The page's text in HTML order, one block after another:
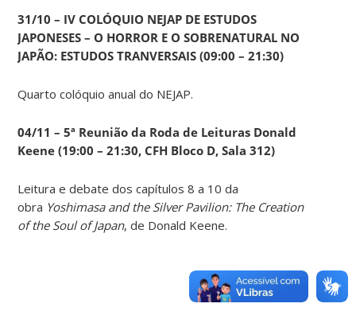
31/10 – IV COLÓQUIO NEJAP DE ESTUDOS
JAPONESES – O HORROR E O SOBRENATURAL NO
JAPÃO: ESTUDOS TRANVERSAIS (09:00 – 21:30)
Quarto colóquio anual do NEJAP.
04/11 – 5ª Reunião da Roda de Leituras Donald
Keene (19:00 – 21:30, CFH Bloco D, Sala 312)
Leitura e debate dos capítulos 8 a 10 da
obra Yoshimasa and the Silver Pavilion: The Creation
of the Soul of Japan, de Donald Keene.